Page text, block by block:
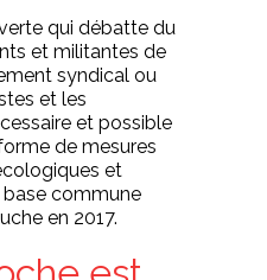
qui débatte du
et militantes de
syndical ou
et les
et possible
de mesures
et
commune
en 2017.